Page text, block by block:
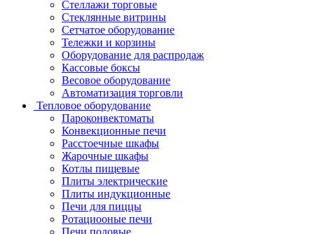
Стеллажи торговые
Стеклянные витрины
Сетчатое оборудование
Тележки и корзины
Оборудование для распродаж
Кассовые боксы
Весовое оборудование
Автоматизация торговли
Тепловое оборудование
Пароконвектоматы
Конвекционные печи
Расстоечные шкафы
Жарочные шкафы
Котлы пищевые
Плиты электрические
Плиты индукционные
Печи для пиццы
Ротациооные печи
Печи подовые